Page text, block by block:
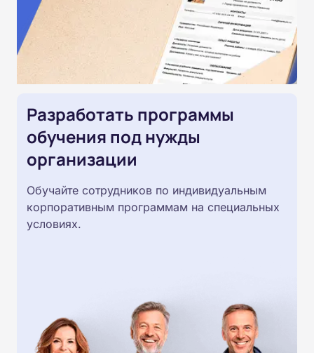
Разработать программы
обучения под нужды
организации
Обучайте сотрудников по индивидуальным
корпоративным программам на специальных
условиях.